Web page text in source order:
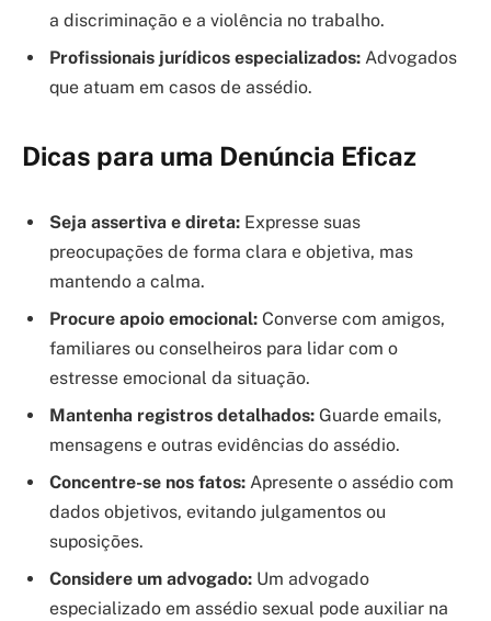
a discriminação e a violência no trabalho.
Profissionais jurídicos especializados: Advogados
que atuam em casos de assédio.
Dicas para uma Denúncia Eficaz
Seja assertiva e direta: Expresse suas
preocupações de forma clara e objetiva, mas
mantendo a calma.
Procure apoio emocional: Converse com amigos,
familiares ou conselheiros para lidar com o
estresse emocional da situação.
Mantenha registros detalhados: Guarde emails,
mensagens e outras evidências do assédio.
Concentre-se nos fatos: Apresente o assédio com
dados objetivos, evitando julgamentos ou
suposições.
Considere um advogado: Um advogado
especializado em assédio sexual pode auxiliar na